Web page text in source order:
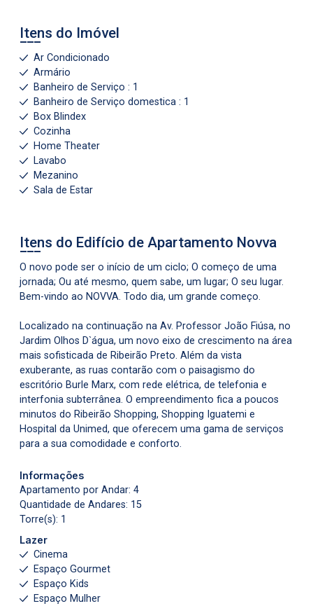
Itens do Imóvel
Ar Condicionado
Armário
Banheiro de Serviço : 1
Banheiro de Serviço domestica : 1
Box Blindex
Cozinha
Home Theater
Lavabo
Mezanino
Sala de Estar
Itens do Edifício de Apartamento Novva
O novo pode ser o início de um ciclo; O começo de uma
jornada; Ou até mesmo, quem sabe, um lugar; O seu lugar.
Bem-vindo ao NOVVA. Todo dia, um grande começo.
Localizado na continuação na Av. Professor João Fiúsa, no
Jardim Olhos D`água, um novo eixo de crescimento na área
mais sofisticada de Ribeirão Preto. Além da vista
exuberante, as ruas contarão com o paisagismo do
escritório Burle Marx, com rede elétrica, de telefonia e
interfonia subterrânea. O empreendimento fica a poucos
minutos do Ribeirão Shopping, Shopping Iguatemi e
Hospital da Unimed, que oferecem uma gama de serviços
para a sua comodidade e conforto.
Informações
Apartamento por Andar: 4
Quantidade de Andares: 15
Torre(s): 1
Lazer
Cinema
Espaço Gourmet
Espaço Kids
Espaço Mulher